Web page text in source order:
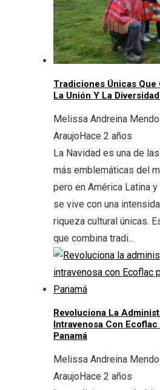
Tradiciones Únicas Que
La Unión Y La
Melissa Andreina
AraujoHace 2 años
La Navidad es una de
más emblemáticas del
pero en América Latina y
se vive con una
riqueza cultural únicas.
que combina tradi...
Revoluciona La
Intravenosa Con Ecoflac
Panamá
Melissa Andreina
AraujoHace 2 años